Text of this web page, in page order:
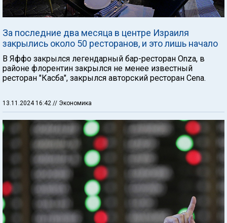
За последние два месяца в центре Израиля
закрылись около 50 ресторанов, и это лишь начало
В Яффо закрылся легендарный бар-ресторан Onza, в
районе флорентин закрылся не менее известный
ресторан "Касба", закрылся авторский ресторан Cena.
13.11.2024 16:42 // Экономика